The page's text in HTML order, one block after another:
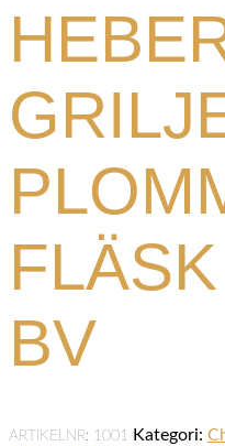
BV
ARTIKELNR: 1001 Kategori: